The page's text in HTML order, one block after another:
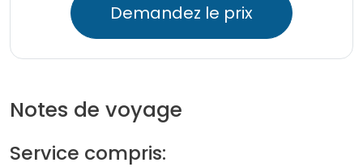
Demandez le prix
Notes de voyage
Service compris: